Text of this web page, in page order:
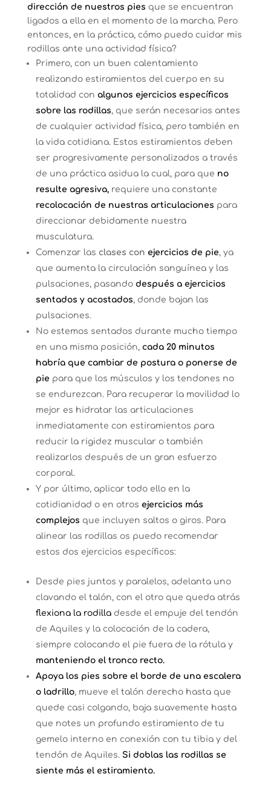
dirección de nuestros pies que se encuentran
ligados a ella en el momento de la marcha. Pero
entonces, en la práctica, cómo puedo cuidar mis
rodillas ante una actividad física?
Primero, con un buen calentamiento
realizando estiramientos del cuerpo en su
totalidad con algunos ejercicios específicos
sobre las rodillas, que serán necesarios antes
de cualquier actividad física, pero también en
la vida cotidiana. Estos estiramientos deben
ser progresivamente personalizados a través
de una práctica asidua la cual, para que no
resulte agresiva, requiere una constante
recolocación de nuestras articulaciones para
direccionar debidamente nuestra
musculatura.
Comenzar las clases con ejercicios de pie, ya
que aumenta la circulación sanguínea y las
pulsaciones, pasando después a ejercicios
sentados y acostados, donde bajan las
pulsaciones.
No estemos sentados durante mucho tiempo
en una misma posición, cada 20 minutos
habría que cambiar de postura o ponerse de
pie para que los músculos y los tendones no
se endurezcan. Para recuperar la movilidad lo
mejor es hidratar las articulaciones
inmediatamente con estiramientos para
reducir la rigidez muscular o también
realizarlos después de un gran esfuerzo
corporal.
Y por último, aplicar todo ello en la
cotidianidad o en otros ejercicios más
complejos que incluyen saltos o giros. Para
alinear las rodillas os puedo recomendar
estos dos ejercicios específicos:
Desde pies juntos y paralelos, adelanta uno
clavando el talón, con el otro que queda atrás
flexiona la rodilla desde el empuje del tendón
de Aquiles y la colocación de la cadera,
siempre colocando el pie fuera de la rótula y
manteniendo el tronco recto.
Apoya los pies sobre el borde de una escalera
o ladrillo, mueve el talón derecho hasta que
quede casi colgando, baja suavemente hasta
que notes un profundo estiramiento de tu
gemelo interno en conexión con tu tibia y del
tendón de Aquiles. Si doblas las rodillas se
siente más el estiramiento.